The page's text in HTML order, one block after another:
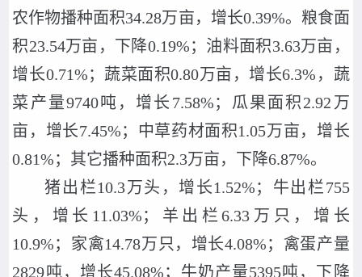
农作物播种面积34.28万亩，增长0.39%。粮食面
积23.54万亩，下降0.19%；油料面积3.63万亩，
增长0.71%；蔬菜面积0.80万亩，增长6.3%，蔬
菜产量9740吨，增长7.58%；瓜果面积2.92万
亩，增长7.45%；中草药材面积1.05万亩，增长
0.81%；其它播种面积2.3万亩，下降6.87%。
猪出栏10.3万头，增长1.52%；牛出栏755
头，增长11.03%；羊出栏6.33万只，增长
10.9%；家禽14.78万只，增长4.08%；禽蛋产量
2829吨，增长45.08%；牛奶产量5395吨，下降